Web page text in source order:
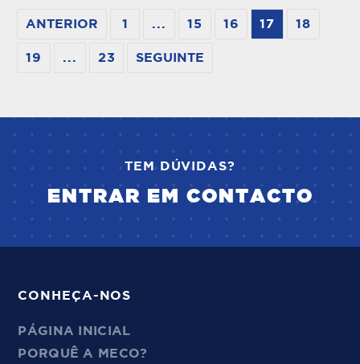
ANTERIOR 1 ... 15 16 17 18
19 ... 23 SEGUINTE
TEM DÚVIDAS?
ENTRAR EM CONTACTO
CONHEÇA-NOS
PÁGINA INICIAL
PORQUÊ A MECO?